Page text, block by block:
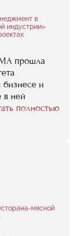
Еще во
и целями –
в
индустрии»
прошла
и
в ней
и
полностью
мясной